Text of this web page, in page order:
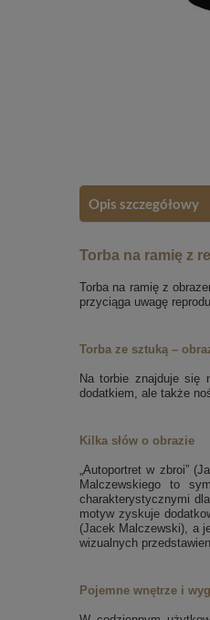
Opis szczegółowy
Torba na ramię z
Torba na ramię z
przyciąga uwagę
Torba ze sztuką –
Na torbie znajduje się
dodatkiem, ale także
Kilka słów o obrazie
„Autoportret w zbroi”
Malczewskiego to
charakterystycznymi
motyw zyskuje
(Jacek Malczewski), a
wizualnych
Pojemne wnętrze i